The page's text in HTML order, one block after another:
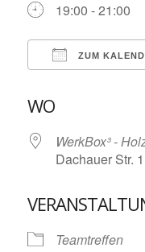
19:00 - 21:00
ZUM
WO
WerkBox³ -
Dachauer Str.
Teamtreffen